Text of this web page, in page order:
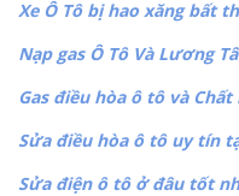
Xe Ô Tô bị hao xăng bất
Nạp gas Ô Tô Và Lương
Gas điều hòa ô tô và
Sửa điều hòa ô tô uy tín
Sửa điện ô tô ở đâu tốt